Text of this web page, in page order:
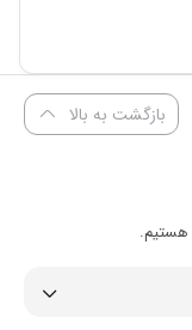
بازگشت به بالا